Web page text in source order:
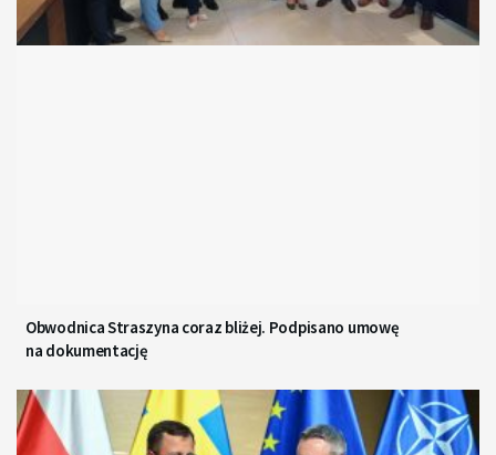
Obwodnica Straszyna coraz bliżej. Podpisano umowę
na dokumentację